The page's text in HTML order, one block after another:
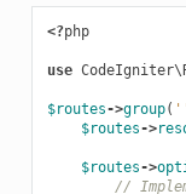
<?php
use
$routes->group( ''
$routes->
$routes->
//